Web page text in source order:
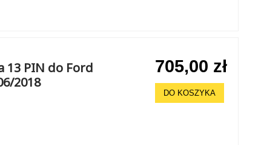
13 PIN do Ford
2018
705,00 zł
DO KOSZYKA